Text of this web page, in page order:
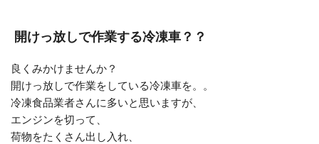
開けっ放しで作業する冷凍車？？
良くみかけませんか？
開けっ放しで作業をしている冷凍車を。。
冷凍食品業者さんに多いと思いますが、
エンジンを切って、
荷物をたくさん出し入れ、